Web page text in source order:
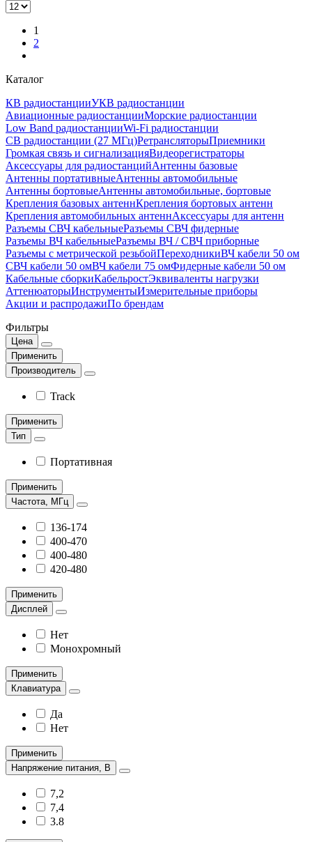
1
2
Каталог
КВ радиостанцииУКВ радиостанции
Авиационные радиостанцииМорские радиостанции
Low Band радиостанцииWi-Fi радиостанции
CB радиостанции (27 МГц)РетрансляторыПриемники
Громкая связь и сигнализацияВидеорегистраторы
Аксессуары для радиостанцийАнтенны базовые
Антенны портативныеАнтенны автомобильные
Антенны бортовыеАнтенны автомобильные, бортовые
Крепления базовых антеннКрепления бортовых антенн
Крепления автомобильных антеннАксессуары для антенн
Разъемы СВЧ кабельныеРазъемы СВЧ фидерные
Разъемы ВЧ кабельныеРазъемы ВЧ / СВЧ приборные
Разъемы с метрической резьбойПереходникиВЧ кабели 50 ом
СВЧ кабели 50 омВЧ кабели 75 омФидерные кабели 50 ом
Кабельные сборкиКабельростЭквиваленты нагрузки
АттенюаторыИнструментыИзмерительные приборы
Акции и распродажиПо брендам
Фильтры
Цена
Применить
Производитель
Track
Применить
Тип
Портативная
Применить
Частота, МГц
136-174
400-470
400-480
420-480
Применить
Дисплей
Нет
Монохромный
Применить
Клавиатура
Да
Нет
Применить
Напряжение питания, В
7,2
7,4
3.8